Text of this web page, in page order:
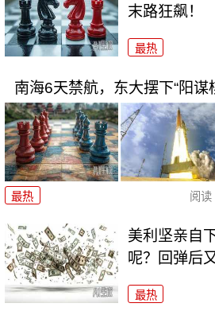
末路狂飙！
最热
南海6天禁航，东大摆下“阳谋
最热 阅读
美利坚亲自
呢？回弹后
最热